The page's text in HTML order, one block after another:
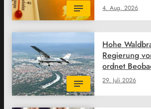
4. Aug. 2026
29. Juli 2026
Hohe
Regierung
ordnet